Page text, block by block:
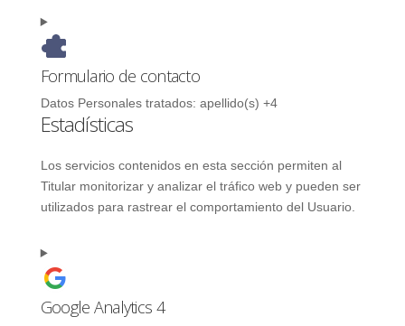
Formulario de contacto
Datos Personales tratados: apellido(s) +4
Estadísticas
Los servicios contenidos en esta sección permiten al
Titular monitorizar y analizar el tráfico web y pueden ser
utilizados para rastrear el comportamiento del Usuario.
Google Analytics 4